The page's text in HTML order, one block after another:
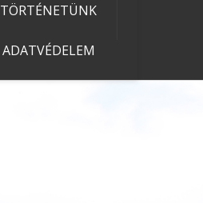
TÖRTÉNETÜNK
ADATVÉDELEM